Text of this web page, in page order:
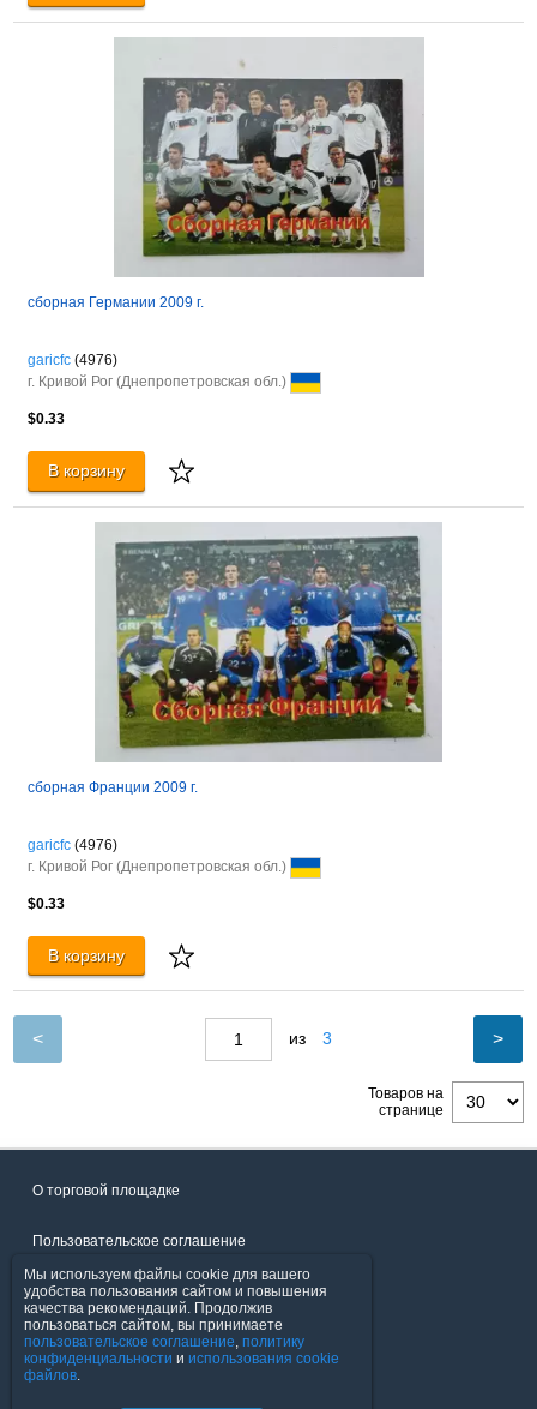
сборная Германии 2009 г.
garicfc (4976)
г. Кривой Рог (Днепропетровская обл.)
$0.33
В корзину
сборная Франции 2009 г.
garicfc (4976)
г. Кривой Рог (Днепропетровская обл.)
$0.33
В корзину
< из 3 >
Товаров на
странице
О торговой площадке
Пользовательское соглашение
Политика конфиденциальности
Продавцы
Мы используем файлы cookie для вашего
удобства пользования сайтом и повышения
качества рекомендаций. Продолжив
пользоваться сайтом, вы принимаете
пользовательское соглашение, политику
конфиденциальности и использования cookie
файлов.